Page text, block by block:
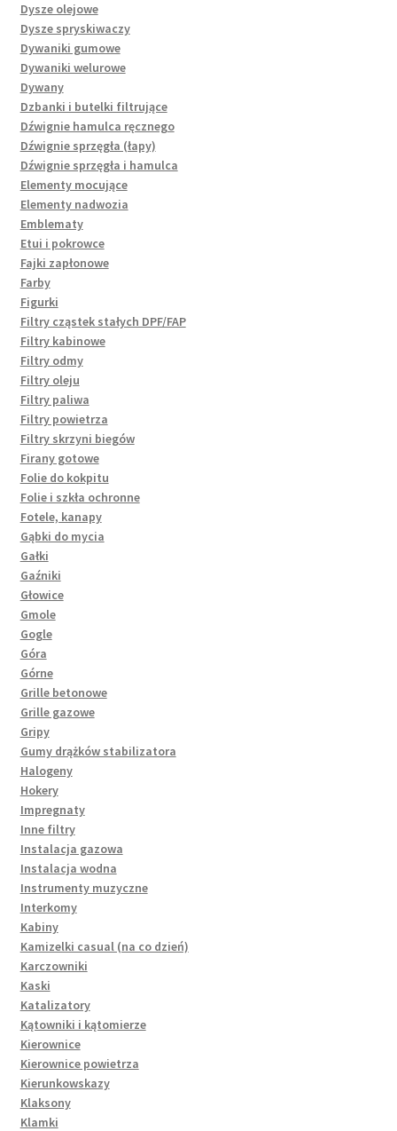
Dysze olejowe
Dysze spryskiwaczy
Dywaniki gumowe
Dywaniki welurowe
Dywany
Dzbanki i butelki filtrujące
Dźwignie hamulca ręcznego
Dźwignie sprzęgła (łapy)
Dźwignie sprzęgła i hamulca
Elementy mocujące
Elementy nadwozia
Emblematy
Etui i pokrowce
Fajki zapłonowe
Farby
Figurki
Filtry cząstek stałych DPF/FAP
Filtry kabinowe
Filtry odmy
Filtry oleju
Filtry paliwa
Filtry powietrza
Filtry skrzyni biegów
Firany gotowe
Folie do kokpitu
Folie i szkła ochronne
Fotele, kanapy
Gąbki do mycia
Gałki
Gaźniki
Głowice
Gmole
Gogle
Góra
Górne
Grille betonowe
Grille gazowe
Gripy
Gumy drążków stabilizatora
Halogeny
Hokery
Impregnaty
Inne filtry
Instalacja gazowa
Instalacja wodna
Instrumenty muzyczne
Interkomy
Kabiny
Kamizelki casual (na co dzień)
Karczowniki
Kaski
Katalizatory
Kątowniki i kątomierze
Kierownice
Kierownice powietrza
Kierunkowskazy
Klaksony
Klamki